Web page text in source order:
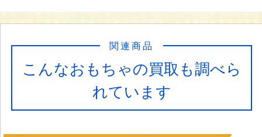
こんなおもちゃの買取も調べら
れています
関連商品